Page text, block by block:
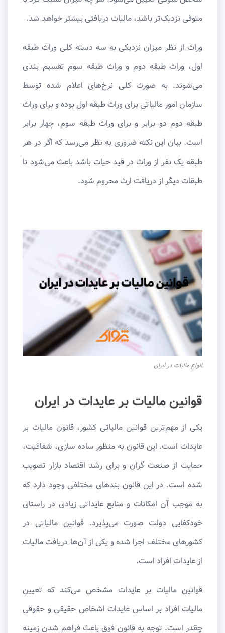
متوفی نزدیک‌تر باشد، مالیات دریافتی بیشتر خواهد شد.
وراث از نظر میزان نزدیکی به سه دسته کلی وراث طبقه
اول، وراث طبقه دوم و وراث طبقه سوم تقسیم بندی
می‌شوند. به صورت کلی نرخ‌های اعلام شده توسط
سازمان امور مالیاتی برای وراث طبقه اول بوده و برای وراث
طبقه دوم دو برابر و برای وراث طبقه سوم، چهار برابر
است. بیان این نکته ضروری به نظر می‌رسد که اگر در هر
طبقه یک نفر از وراث در قید حیات باشد باعث می‌شود تا
طبقات دیگر از دریافت ارث محروم شود.
انواع مالیات در ایران
قوانین مالیات بر عایدات در ایران
یکی از مهم‌ترین قوانین مالیاتی کشور، قانون مالیات بر
عایدات است. این قانون به منظور ساده سازی، شفافیت،
حمایت از صنعت گران و برای رشد اقتصاد بازار تصویب
شده است. در این قانون بندهای مختلفی وجود دارد که
به موجب آن امکانات و منابع عایداتی زیادی در راستای
خودکفایی دولت صورت می‌پذیرد. قوانین مالیاتی در
کشورهای مختلف اجرا شده و یکی از آن‌ها دریافت مالیات
از عایدات افراد است.
قوانین مالیات بر عایدات مشخص می‌کند که تعیین
مالیات افراد بر اساس عایدات اشخاص حقیقی و حقوقی
چقدر است. توجه به قانون فوق باعث فراهم شدن زمینه